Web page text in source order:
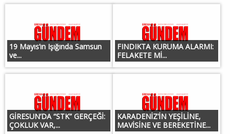
19 Mayıs’ın Işığında Samsun
ve...
FINDIKTA KURUMA ALARMI:
FELAKETE Mİ...
GİRESUN’DA “STK” GERÇEĞİ:
ÇOKLUK VAR,...
KARADENİZ’İN YEŞİLİNE,
MAVİSİNE VE BEREKETİNE...